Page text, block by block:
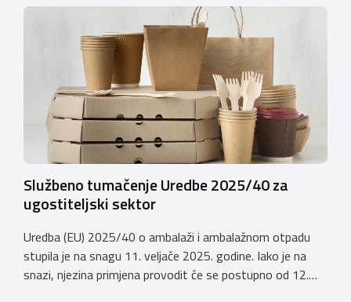
Komora upozorava na sve manjkavosti koje je donijela
potpuna liberalizacija taksi tržišta tako da ove izmjene
predstavljaju važan iskorak prema uređenijem tržištu,
sigurnijem prijevozu putnika i stvaranju pravednijih uvjeta
Službeno tumačenje Uredbe 2025/40 za
ugostiteljski sektor
Uredba (EU) 2025/40 o ambalaži i ambalažnom otpadu
stupila je na snagu 11. veljače 2025. godine. Iako je na
snazi, njezina primjena provodit će se postupno od 12.